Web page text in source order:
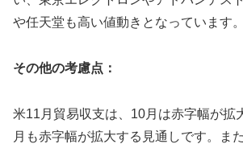
や任天堂も高い値動きとなっています。
その他の考慮点：
米11月貿易収支は、10月は赤字幅が拡
月も赤字幅が拡大する見通しです。ま